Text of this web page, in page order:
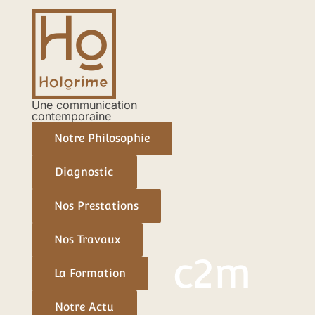
Une communication
contemporaine
Notre Philosophie
Diagnostic
Nos Prestations
Nos Travaux
La Formation
Notre Actu
c2m
Navigation